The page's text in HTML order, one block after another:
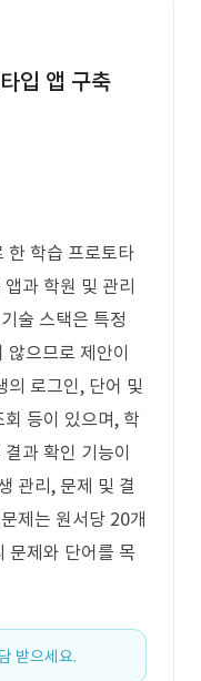
입 앱 구축
한 학습 프로토타
과 학원 및 관리
술 스택은 특정
으므로 제안이
의 로그인, 단어 및
등이 있으며, 학
과 확인 기능이
관리, 문제 및 결
제는 원서당 20개
문제와 단어를 목
받으세요.